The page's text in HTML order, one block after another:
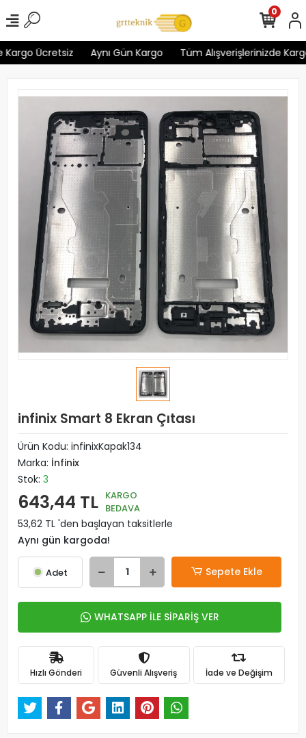
Ücretsiz Aynı Gün Kargo Tüm Alışverişlerinizde
0
infinix Smart 8 Ekran Çıtası
Ürün Kodu: infinixKapak134
Marka: İnfinix
Stok: 3
643,44 TL KARGO
BEDAVA
53,62 TL 'den başlayan taksitlerle
Aynı gün kargoda!
Adet Sepete Ekle
WHATSAPP İLE SİPARİŞ VER
Hızlı Gönderi Güvenli Alışveriş İade ve Değişim